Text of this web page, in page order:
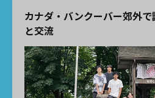
カナダ・バンクーバー郊外
と交流